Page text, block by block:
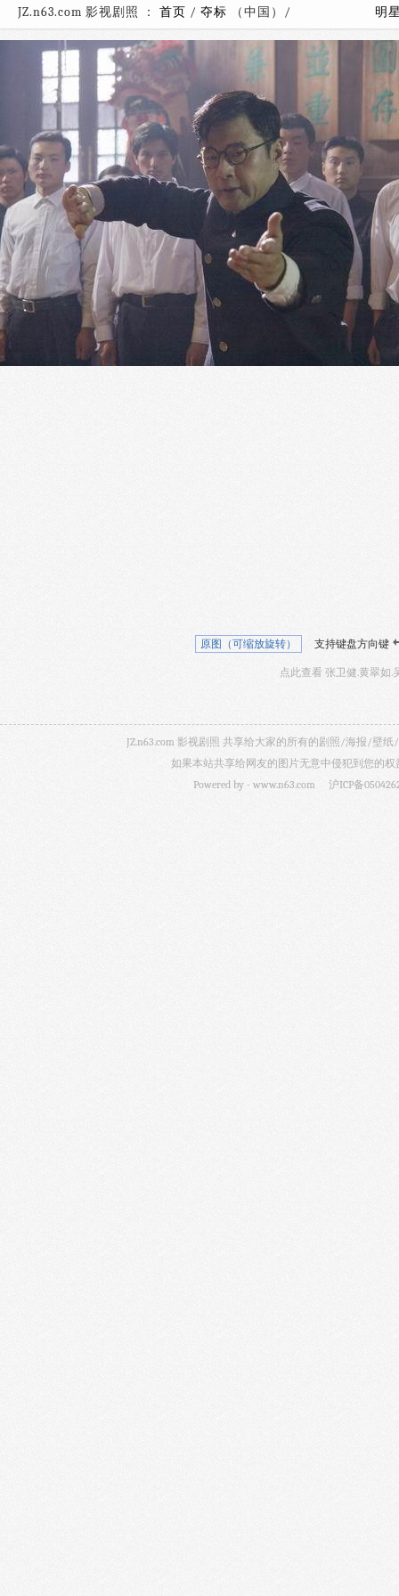
JZ.n63.com 影视剧照 ： 首页 / 夺标 （中国）/ 明
原图（可缩放旋转） 支持键盘方向键
点此查看 张卫健.黄翠如.
JZ.n63.com 影视剧照 共享给大家的所有的剧照/海报/壁
如果本站共享给网友的图片无意中侵犯到您的
Powered by - www.n63.com 沪ICP备